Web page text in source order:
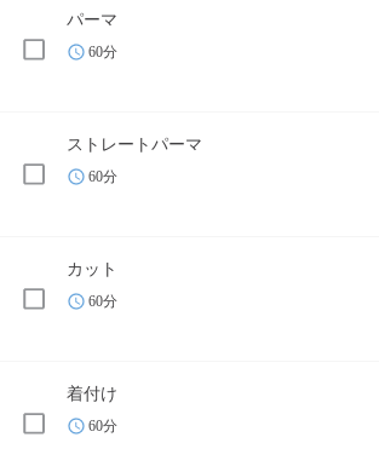
パーマ
60分
ストレートパーマ
60分
カット
60分
着付け
60分